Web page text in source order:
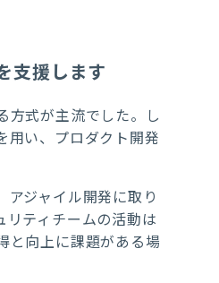
支援します
方式が主流でした。し
用い、プロダクト開発
ジャイル開発に取り
ティチームの活動は
と向上に課題がある場